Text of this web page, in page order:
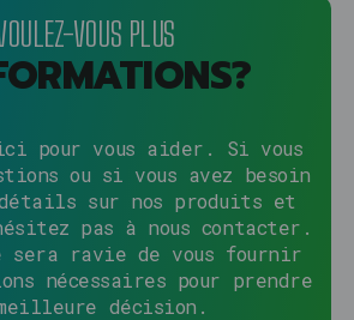
VOUS PLUS
ici pour vous aider. Si vous
ou si vous avez besoin
sur nos produits et
pas à nous contacter.
sera ravie de vous fournir
nécessaires pour prendre
décision.